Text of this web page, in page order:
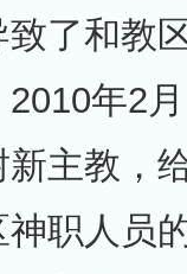
了和教
年2
主教，
职人员